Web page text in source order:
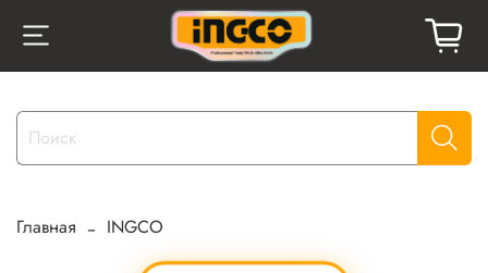
Главная INGCO